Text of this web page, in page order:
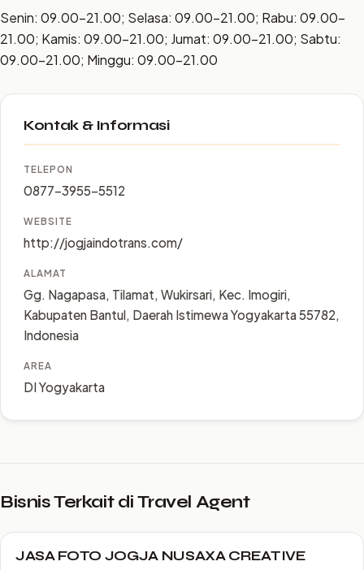
Senin: 09.00–21.00; Selasa: 09.00–21.00; Rabu: 09.00–
21.00; Kamis: 09.00–21.00; Jumat: 09.00–21.00; Sabtu:
09.00–21.00; Minggu: 09.00–21.00
Kontak & Informasi
TELEPON
0877-3955-5512
WEBSITE
http://jogjaindotrans.com/
ALAMAT
Gg. Nagapasa, Tilamat, Wukirsari, Kec. Imogiri,
Kabupaten Bantul, Daerah Istimewa Yogyakarta 55782,
Indonesia
AREA
DI Yogyakarta
Bisnis Terkait di Travel Agent
JASA FOTO JOGJA NUSAXA CREATIVE